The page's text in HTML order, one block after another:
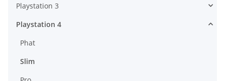
Playstation 3
Playstation 4
Phat
Slim